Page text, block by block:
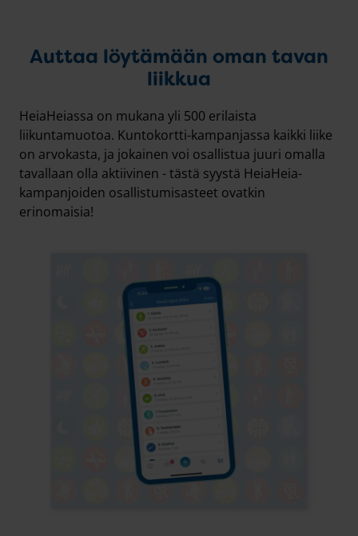
Auttaa löytämään oman tavan
liikkua
HeiaHeiassa on mukana yli 500 erilaista
liikuntamuotoa. Kuntokortti-kampanjassa kaikki liike
on arvokasta, ja jokainen voi osallistua juuri omalla
tavallaan olla aktiivinen - tästä syystä HeiaHeia-
kampanjoiden osallistumisasteet ovatkin
erinomaisia!